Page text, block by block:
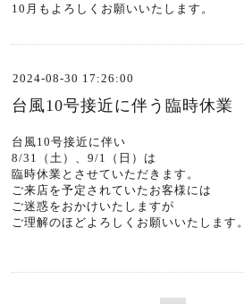
10月もよろしくお願いいたします。
2024-08-30 17:26:00
台風10号接近に伴う臨時休業
台風10号接近に伴い
8/31（土）、9/1（日）は
臨時休業とさせていただきます。
ご来店を予定されていたお客様には
ご迷惑をおかけいたしますが
ご理解のほどよろしくお願いいたします。